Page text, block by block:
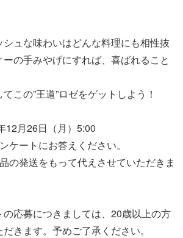
ュな味わいはどんな料理にも相性抜
の手みやげにすれば、喜ばれること
この”王道”ロゼをゲットしよう！
12月26日（月）5:00
ケートにお答えください。
の発送をもって代えさせていただきま
の応募につきましては、20歳以上の方
きます。予めご了承ください。